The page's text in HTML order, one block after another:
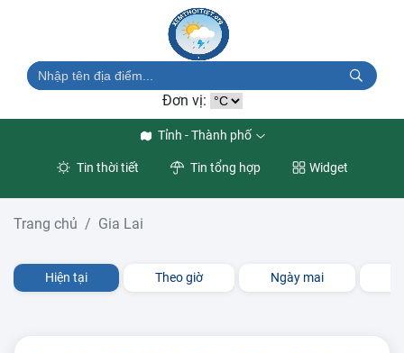
Đơn vị:
Tỉnh - Thành phố
Tin thời tiết Tin tổng hợp Widget
Trang chủ Gia Lai
Hiện tại Theo giờ Ngày mai